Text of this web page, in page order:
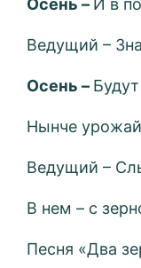
Осень – И в
Ведущий –
Осень –
Нынче
Ведущий –
В нем – с
Песня «Два